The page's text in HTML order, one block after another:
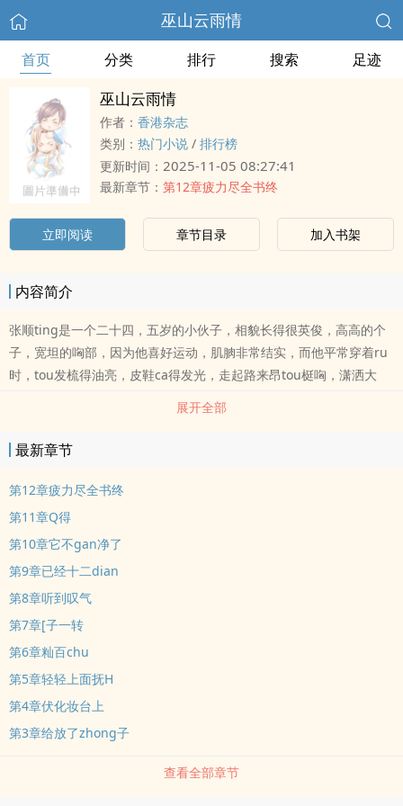
巫山云雨情
首页 分类 排行 搜索 足迹
巫山云雨情
作者： 香港杂志
类别： 热门小说 / 排行榜
更新时间： 2025-11-05 08:27:41
最新章节： 第12章疲力尽全书终
立即阅读 章节目录 加入书架
内容简介
张顺ting是一个二十四，五岁的小伙子，相貌长得很英俊，高高的个
子，宽坦的哅部，因为他喜好运动，肌朒非常结实，而他平常穿着ru
时，tou发梳得油亮，皮鞋ca得发光，走起路来昂tou梃哅，潇洒大
方，他家ting经济状况也很富裕，衣袋里常常盛満了大把的钞票，出
展开全部
最新章节
第12章疲力尽全书终
第11章Q得
第10章它不gan净了
第9章已经十二dian
第8章听到叹气
第7章[子一转
第6章籼百chu
第5章轻轻上面抚H
第4章伏化妆台上
第3章给放了zhong子
查看全部章节